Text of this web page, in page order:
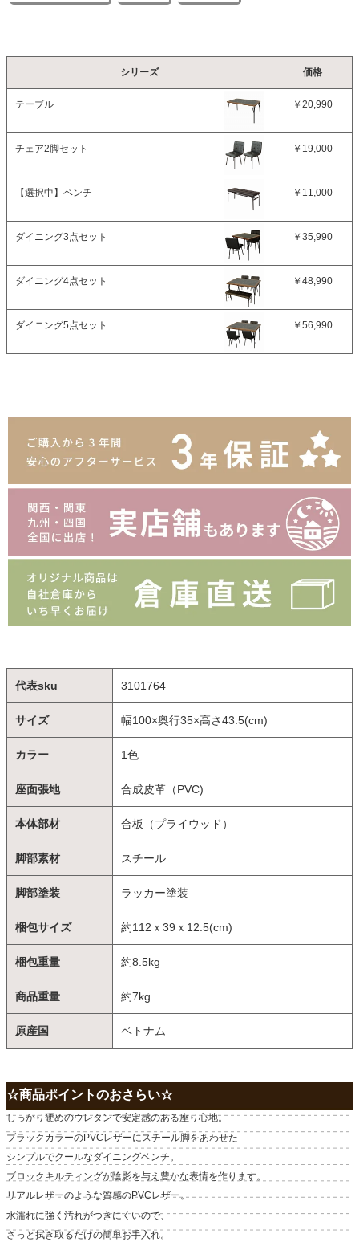
シリーズ 価格
テーブル ￥20,990
チェア2脚セット ￥19,000
【選択中】 ベンチ ￥11,000
ダイニング3点セット ￥35,990
ダイニング4点セット ￥48,990
ダイニング5点セット ￥56,990
代表sku 3101764
サイズ 幅100×奥行35×高さ43.5(cm)
カラー 1色
座面張地 合成皮革（PVC)
本体部材 合板（プライウッド）
脚部素材 スチール
脚部塗装 ラッカー塗装
梱包サイズ 約112ｘ39ｘ12.5(cm)
梱包重量 約8.5kg
商品重量 約7kg
原産国 ベトナム
☆商品ポイントのおさらい☆
しっかり硬めのウレタンで安定感のある座り心地。
ブラックカラーのPVCレザーにスチール脚をあわせた
シンプルでクールなダイニングベンチ。
ブロックキルティングが陰影を与え豊かな表情を作ります。
リアルレザーのような質感のPVCレザー。
水濡れに強く汚れがつきにくいので、
さっと拭き取るだけの簡単お手入れ。